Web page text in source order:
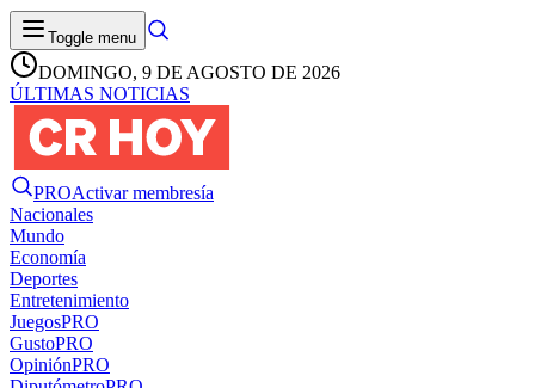
Toggle menu
DOMINGO, 9 DE AGOSTO DE 2026
ÚLTIMAS NOTICIAS
PROActivar membresía
Nacionales
Mundo
Economía
Deportes
Entretenimiento
JuegosPRO
GustoPRO
OpiniónPRO